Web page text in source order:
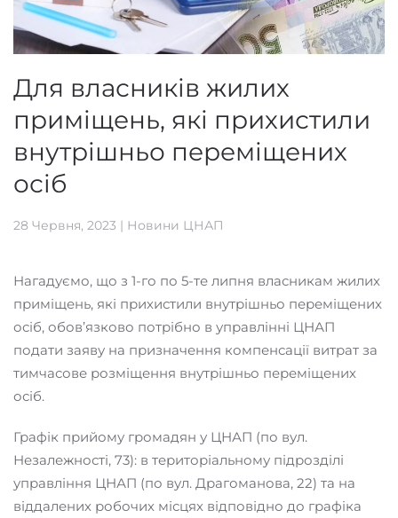
Для власників жилих
приміщень, які прихистили
внутрішньо переміщених
осіб
28 Червня, 2023 | Новини ЦНАП
Нагадуємо, що з 1-го по 5-те липня власникам жилих
приміщень, які прихистили внутрішньо переміщених
осіб, обов’язково потрібно в управлінні ЦНАП
подати заяву на призначення компенсації витрат за
тимчасове розміщення внутрішньо переміщених
осіб.
Графік прийому громадян у ЦНАП (по вул.
Незалежності, 73): в територіальному підрозділі
управління ЦНАП (по вул. Драгоманова, 22) та на
віддалених робочих місцях відповідно до графіка